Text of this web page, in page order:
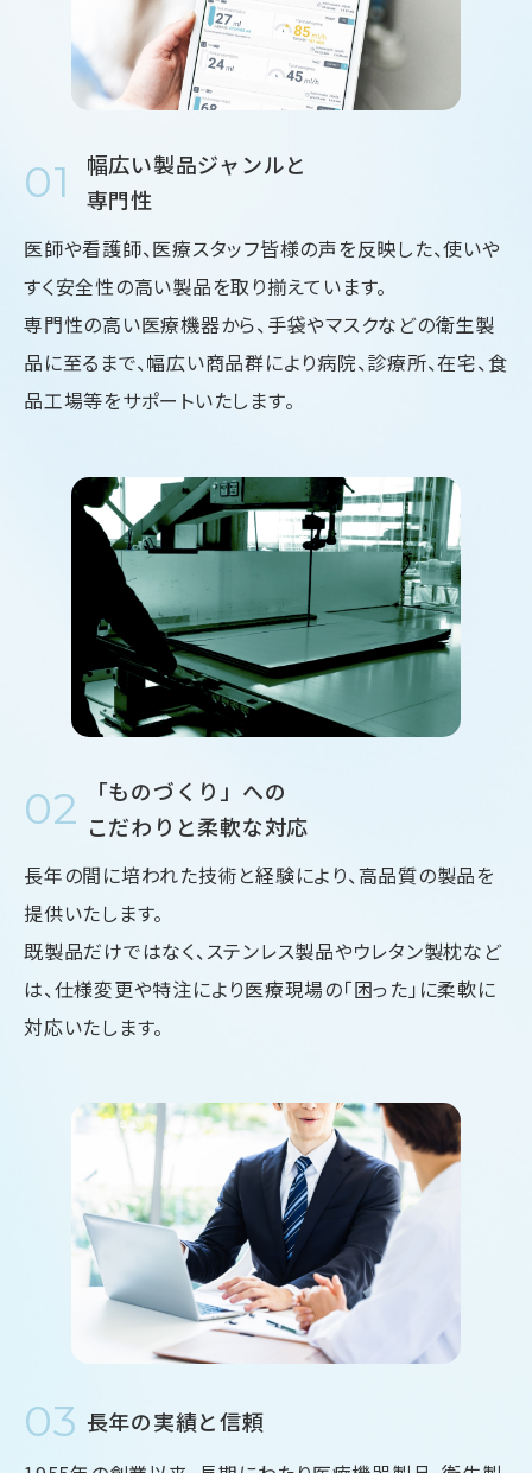
01
幅広い製品ジャンルと
専門性
医師や看護師、医療スタッフ皆様の声を反映した、使いや
すく安全性の高い製品を取り揃えています。
専門性の高い医療機器から、手袋やマスクなどの衛生製
品に至るまで、幅広い商品群により病院、診療所、在宅、食
品工場等をサポートいたします。
02
「ものづくり」への
こだわりと柔軟な対応
長年の間に培われた技術と経験により、高品質の製品を
提供いたします。
既製品だけではなく、ステンレス製品やウレタン製枕など
は、仕様変更や特注により医療現場の「困った」に柔軟に
対応いたします。
03 長年の実績と信頼